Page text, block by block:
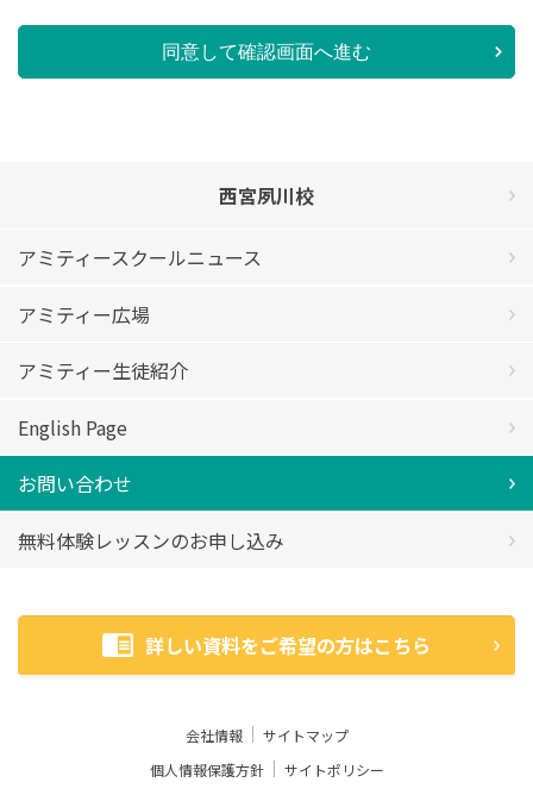
同意して確認画面へ進む
西宮夙川校
アミティースクールニュース
アミティー広場
アミティー生徒紹介
English Page
お問い合わせ
無料体験レッスンのお申し込み
詳しい資料をご希望の方はこちら
会社情報
サイトマップ
個人情報保護方針
サイトポリシー